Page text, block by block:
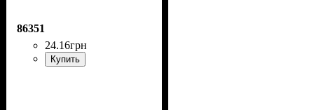
86351
24.16грн
Купить